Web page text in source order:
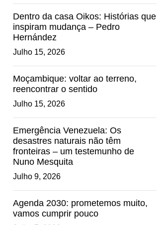
Dentro da casa Oikos: Histórias que
inspiram mudança – Pedro
Hernández
Julho 15, 2026
Moçambique: voltar ao terreno,
reencontrar o sentido
Julho 15, 2026
Emergência Venezuela: Os
desastres naturais não têm
fronteiras – um testemunho de
Nuno Mesquita
Julho 9, 2026
Agenda 2030: prometemos muito,
vamos cumprir pouco